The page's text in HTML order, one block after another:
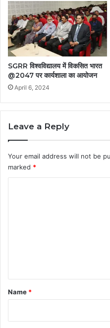
SGRR विश्वविद्यालय में विकसित भारत
@2047 पर कार्यशाला का आयोजन
April 6, 2024
Leave a Reply
Your email address will not be
marked *
*
Name *